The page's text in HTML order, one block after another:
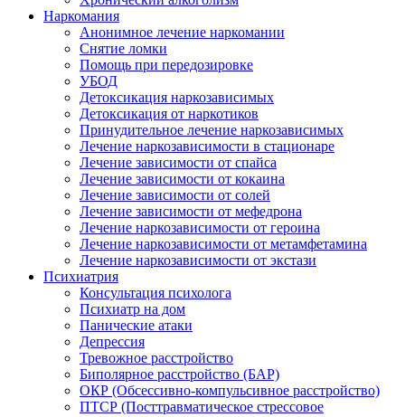
Наркомания
Анонимное лечение наркомании
Снятие ломки
Помощь при передозировке
УБОД
Детоксикация наркозависимых
Детоксикация от наркотиков
Принудительное лечение наркозависимых
Лечение наркозависимости в стационаре
Лечение зависимости от спайса
Лечение зависимости от кокаина
Лечение зависимости от солей
Лечение зависимости от мефедрона
Лечение наркозависимости от героина
Лечение наркозависимости от метамфетамина
Лечение наркозависимости от экстази
Психиатрия
Консультация психолога
Психиатр на дом
Панические атаки
Депрессия
Тревожное расстройство
Биполярное расстройство (БАР)
ОКР (Обсессивно-компульсивное расстройство)
ПТСР (Посттравматическое стрессовое